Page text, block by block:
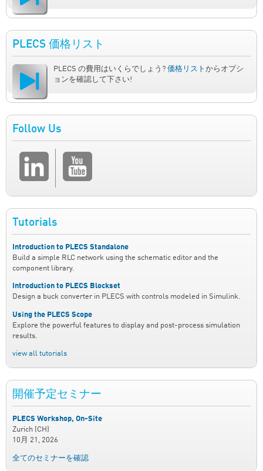
PLECS 価格リスト
PLECS の費用はいくらでしょう? 価格リスト からオプシ
ョンを確認して下さい!
Follow Us
Tutorials
Introduction to PLECS Standalone
Build a simple RLC network using the schematic editor and the
component library.
Introduction to PLECS Blockset
Design a buck converter in PLECS with controls modeled in Simulink.
Using the PLECS Scope
Explore the powerful features to display and post-process simulation
results.
view all tutorials
開催予定セミナー
PLECS Workshop, On-Site
Zurich (CH)
10月 21, 2026
全てのセミナーを確認